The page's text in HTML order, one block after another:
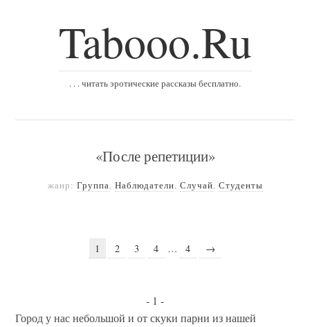
Tabooo.Ru
. . . читать эротические рассказы бесплатно.
«После репетиции»
жанр: Группа, Наблюдатели, Случай, Студенты
1 2 3 4 … 4 →
- 1 -
Город у нас небольшой и от скуки парни из нашей